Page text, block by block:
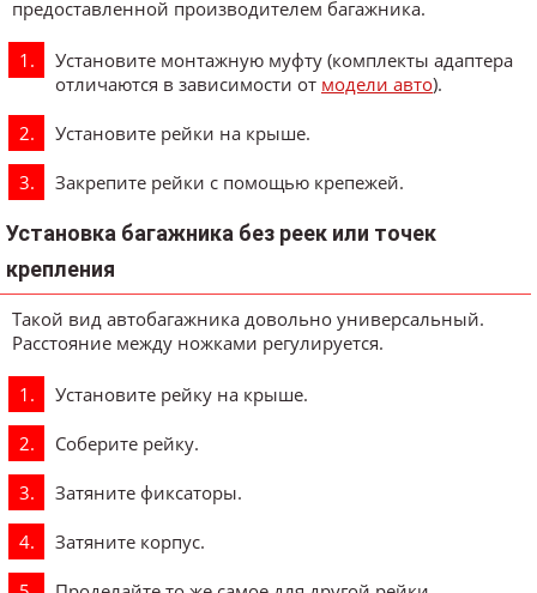
предоставленной производителем багажника.
Установите монтажную муфту (комплекты адаптера
отличаются в зависимости от модели авто).
Установите рейки на крыше.
Закрепите рейки с помощью крепежей.
Установка багажника без реек или точек
крепления
Такой вид автобагажника довольно универсальный.
Расстояние между ножками регулируется.
Установите рейку на крыше.
Соберите рейку.
Затяните фиксаторы.
Затяните корпус.